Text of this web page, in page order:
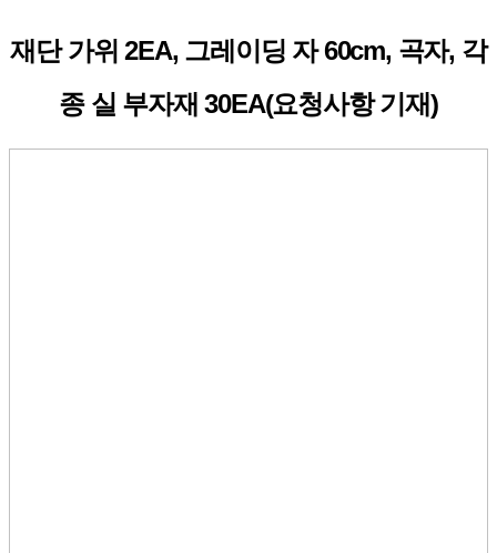
재단 가위 2EA, 그레이딩 자 60cm, 곡자, 각
종 실 부자재 30EA(요청사항 기재)